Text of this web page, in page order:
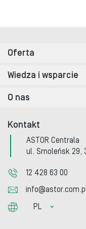
Oferta
Wiedza i wsparcie
O nas
Kontakt
ASTOR Centrala
ul. Smoleńsk 29,
12 428 63 00
PL